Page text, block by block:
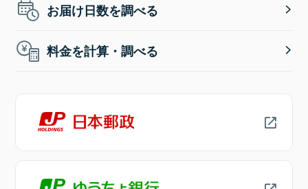
お届け日数を調べる
料金を計算・調べる